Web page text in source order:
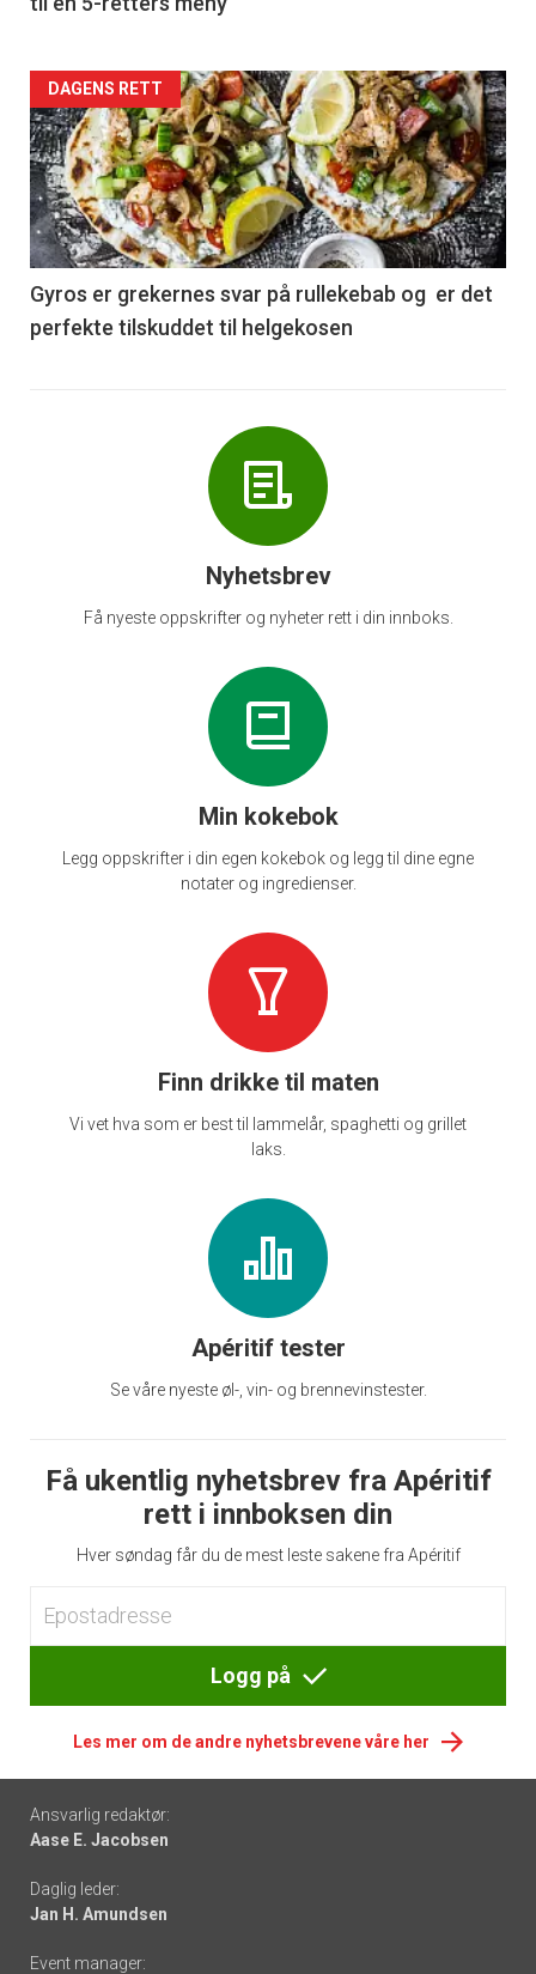
Forsiden
akkurat
nå
-
6
DAGENS RETT
Gyros er grekernes svar på rullekebab og er det
perfekte tilskuddet til helgekosen
Nyhetsbrev
Få nyeste oppskrifter og nyheter rett i din innboks.
Min kokebok
Legg oppskrifter i din egen kokebok og legg til dine egne
notater og ingredienser.
Finn drikke til maten
Vi vet hva som er best til lammelår, spaghetti og grillet
laks.
Apéritif tester
Se våre nyeste øl-, vin- og brennevinstester.
Få ukentlig nyhetsbrev fra Apéritif
rett i innboksen din
Hver søndag får du de mest leste sakene fra Apéritif
Logg på
Les mer om de andre nyhetsbrevene våre her
Footer
-
links
Ansvarlig redaktør:
Aase E. Jacobsen
Daglig leder:
Jan H. Amundsen
Event manager: